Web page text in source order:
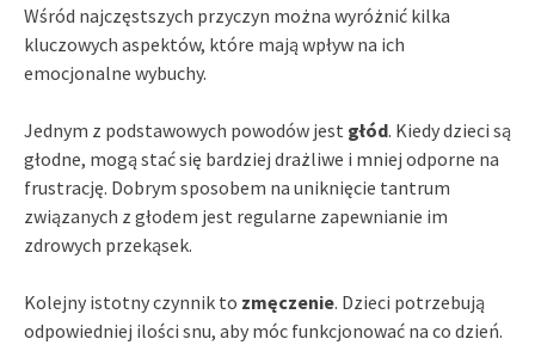
Wśród najczęstszych przyczyn można wyróżnić kilka
kluczowych aspektów, które mają wpływ na ich
emocjonalne wybuchy.
Jednym z podstawowych powodów jest głód. Kiedy dzieci są
głodne, mogą stać się bardziej drażliwe i mniej odporne na
frustrację. Dobrym sposobem na uniknięcie tantrum
związanych z głodem jest regularne zapewnianie im
zdrowych przekąsek.
Kolejny istotny czynnik to zmęczenie. Dzieci potrzebują
odpowiedniej ilości snu, aby móc funkcjonować na co dzień.